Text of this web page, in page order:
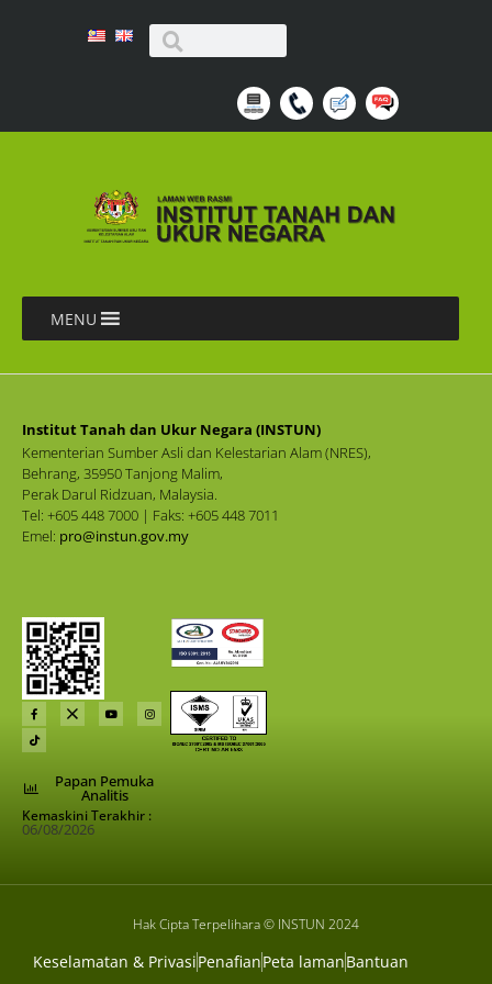
MENU
Institut Tanah dan Ukur Negara (INSTUN)
Kementerian Sumber Asli dan Kelestarian Alam (NRES),
Behrang, 35950 Tanjong Malim,
Perak Darul Ridzuan, Malaysia.
Tel: +605 448 7000 | Faks: +605 448 7011
Emel: pro@instun.gov.my
Papan Pemuka
Analitis
Kemaskini Terakhir :
06/08/2026
Hak Cipta Terpelihara © INSTUN 2024
Keselamatan & PrivasiPenafianPeta lamanBantuan